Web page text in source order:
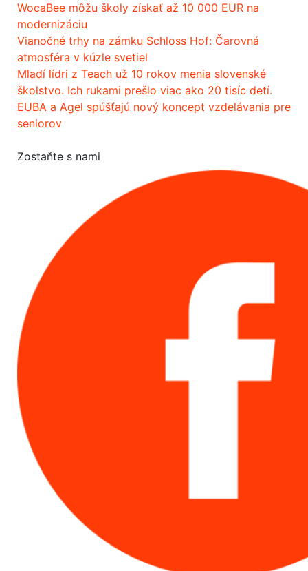
WocaBee môžu školy získať až 10 000 EUR na
modernizáciu
Vianočné trhy na zámku Schloss Hof: Čarovná
atmosféra v kúzle svetiel
Mladí lídri z Teach už 10 rokov menia slovenské
školstvo. Ich rukami prešlo viac ako 20 tisíc detí.
EUBA a Agel spúšťajú nový koncept vzdelávania pre
seniorov
Zostaňte s nami